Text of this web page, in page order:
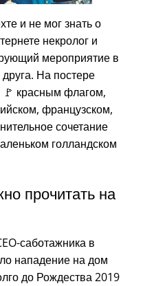
и не мог знать о
некролог и
мероприятие в
На постере
красным флагом,
французском,
сочетание
голландском
прочитать на
саботажника в
нападение на дом
до Рождества 2019